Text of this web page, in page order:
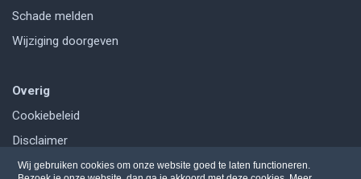
Wij gebruiken cookies om onze website goed te laten functioneren.
Schade melden
Wijziging doorgeven
Overig
Cookiebeleid
Disclaimer
Privacy